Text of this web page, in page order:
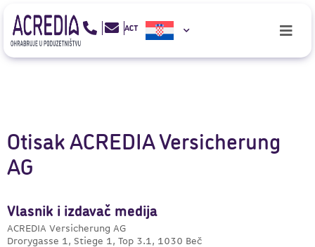
Otisak ACREDIA Versicherung
AG
Vlasnik i izdavač medija
ACREDIA Versicherung AG
Drorygasse 1, Stiege 1, Top 3.1, 1030 Beč